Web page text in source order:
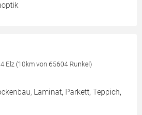
Elz (10km von 65604 Runkel)
Laminat, Parkett, Teppich,